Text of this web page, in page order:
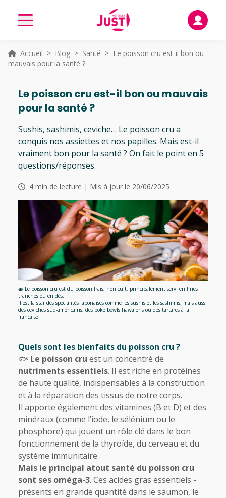
Accueil > Blog> Santé > Le poisson cru est-il bon ou
mauvais pour la santé ?
Le poisson cru est-il bon ou mauvais
pour la santé ?
Sushis, sashimis, ceviche… Le poisson cru a
conquis nos assiettes et nos papilles. Mais est-il
vraiment bon pour la santé ? On fait le point en 5
questions/réponses.
4 min de lecture | Mis à jour le 20/06/2025
🍣 Le poisson cru est du poisson frais, non cuit, principalement servi en fines
tranches ou en dés.
Il est la star des spécialités japonaises comme les sushis et les sashimis, mais aussi
des ceviches sud-américains, des poké bowls hawaïens ou des tartares à la
française.
Quels sont les bienfaits du poisson cru ?
🐟 Le poisson cru est un concentré de
nutriments essentiels. Il est riche en protéines
de haute qualité, indispensables à la construction
et à la réparation des tissus de notre corps.
Il apporte également des vitamines (B et D) et des
minéraux (comme l’iode, le sélénium ou le
phosphore) qui jouent un rôle clé dans le bon
fonctionnement de la thyroïde, du cerveau et du
système immunitaire.
Mais le principal atout santé du poisson cru
sont ses oméga-3. Ces acides gras essentiels -
présents en grande quantité dans le saumon, le